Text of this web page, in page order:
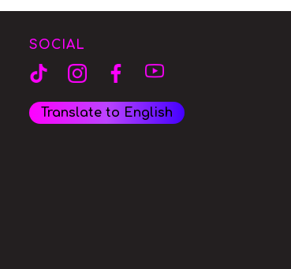
SOCIAL
Translate to English